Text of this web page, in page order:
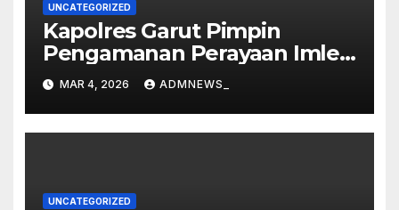
UNCATEGORIZED
Kapolres Garut Pimpin
Pengamanan Perayaan Imlek
dan Malam Cap Go Meh
2577/2026 di Vihara Dharma
Loka
MAR 4, 2026 ADMNEWS_
UNCATEGORIZED